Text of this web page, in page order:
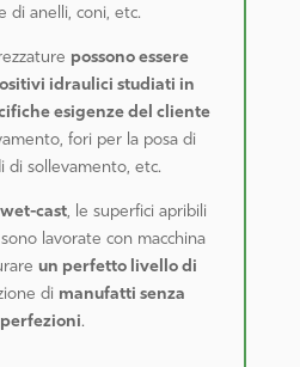
di anelli, coni, etc.
possono essere
idraulici studiati in
esigenze del cliente
fori per la posa di
di sollevamento, etc.
cast, le superfici apribili
lavorate con macchina
un perfetto livello di
di manufatti senza
.